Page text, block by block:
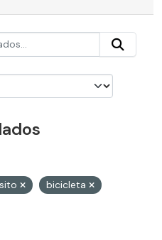
bicicleta